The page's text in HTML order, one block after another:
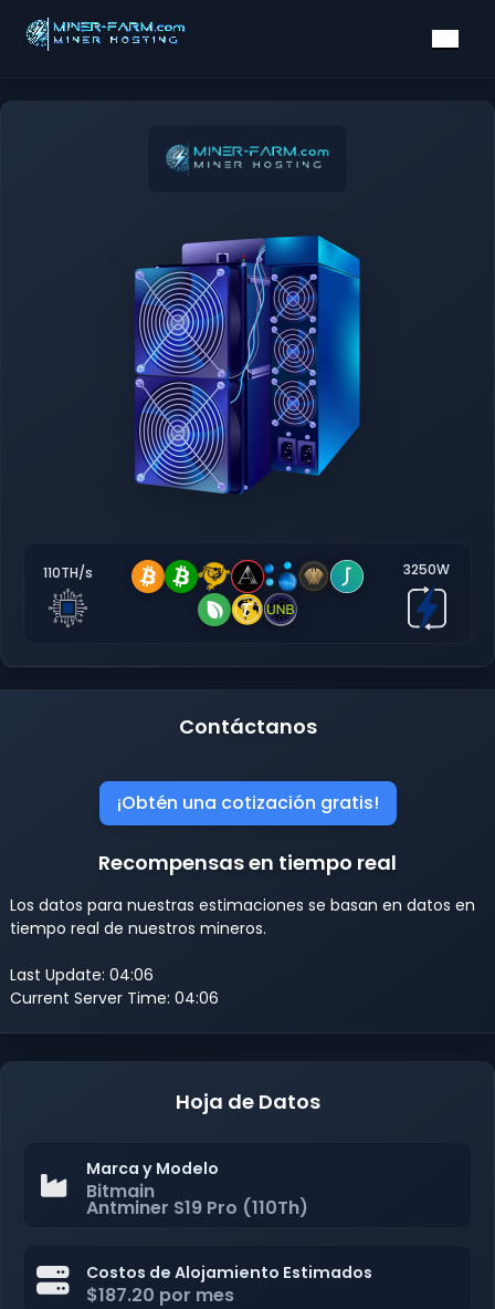
110TH/s 3250W
Contáctanos
¡Obtén una cotización gratis!
Recompensas en tiempo real
Los datos para nuestras estimaciones se basan en datos en
tiempo real de nuestros mineros.
Last Update: 04:06
Current Server Time: 04:06
Hoja de Datos
Marca y Modelo
Bitmain
Antminer S19 Pro (110Th)
Costos de Alojamiento Estimados
$187.20 por mes